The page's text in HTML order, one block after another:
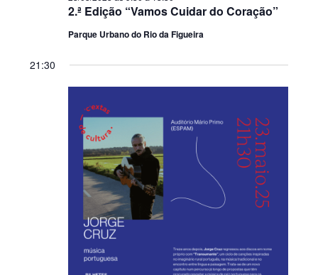
2.ª Edição “Vamos Cuidar do Coração”
Parque Urbano do Rio da Figueira
21:30